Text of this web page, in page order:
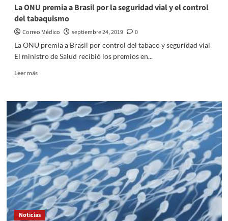
La ONU premia a Brasil por la seguridad vial y el control
del tabaquismo
Correo Médico septiembre 24, 2019
0
La ONU premia a Brasil por control del tabaco y seguridad vial
El ministro de Salud recibió los premios en...
Leer másLeer
La
ONU
premia
Brasil
por
la
seguridad
vial
y
el
control
del
Noticias